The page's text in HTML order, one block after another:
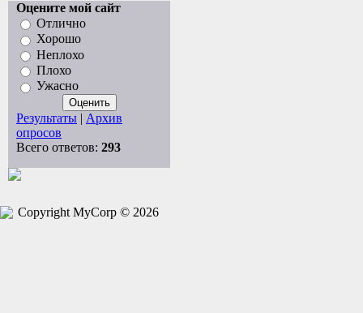
Оцените мой сайт
Отлично
Хорошо
Неплохо
Плохо
Ужасно
Результаты | Архив
опросов
Всего ответов: 293
Copyright MyCorp © 2026